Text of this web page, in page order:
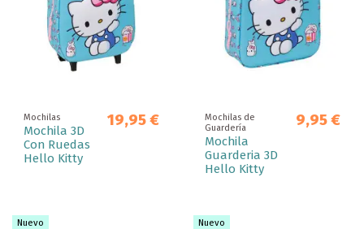
Mochilas
Mochila 3D
Con Ruedas
Hello Kitty
19,95 €
Mochilas de
Guardería
Mochila
Guarderia 3D
Hello Kitty
9,95 €
Nuevo Nuevo